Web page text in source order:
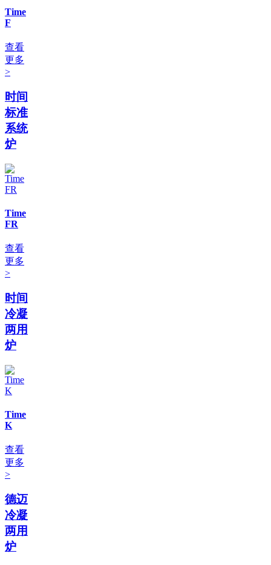
Time
F
查看
更多
>
时间
标准
系统
炉
Time
FR
查看
更多
>
时间
冷凝
两用
炉
Time
K
查看
更多
>
德迈
冷凝
两用
炉